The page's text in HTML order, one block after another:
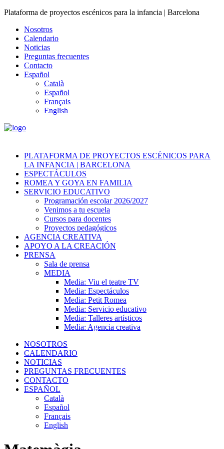
Plataforma de proyectos escénicos para la infancia | Barcelona
Nosotros
Calendario
Noticias
Preguntas frecuentes
Contacto
Español
Català
Español
Français
English
PLATAFORMA DE PROYECTOS ESCÉNICOS PARA
LA INFANCIA | BARCELONA
ESPECTÁCULOS
ROMEA Y GOYA EN FAMILIA
SERVICIO EDUCATIVO
Programación escolar 2026/2027
Venimos a tu escuela
Cursos para docentes
Proyectos pedagógicos
AGENCIA CREATIVA
APOYO A LA CREACIÓN
PRENSA
Sala de prensa
MEDIA
Media: Viu el teatre TV
Media: Espectáculos
Media: Petit Romea
Media: Servicio educativo
Media: Talleres artísticos
Media: Agencia creativa
NOSOTROS
CALENDARIO
NOTICIAS
PREGUNTAS FRECUENTES
CONTACTO
ESPAÑOL
Català
Español
Français
English